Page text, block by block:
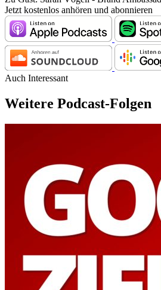
Jetzt kostenlos anhören und abonnieren
Auch Interessant
Weitere Podcast-Folgen